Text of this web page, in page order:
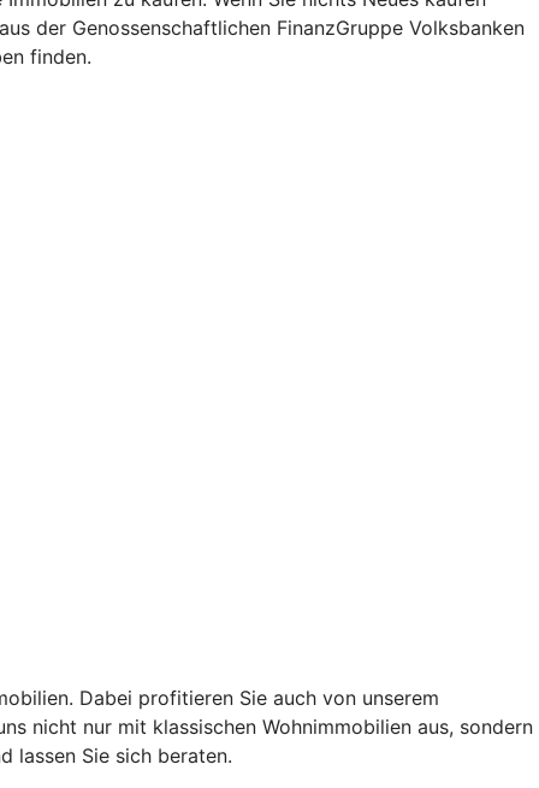
der Genossenschaftlichen FinanzGruppe Volksbanken
finden.
Dabei profitieren Sie auch von unserem
nicht nur mit klassischen Wohnimmobilien aus, sondern
lassen Sie sich beraten.